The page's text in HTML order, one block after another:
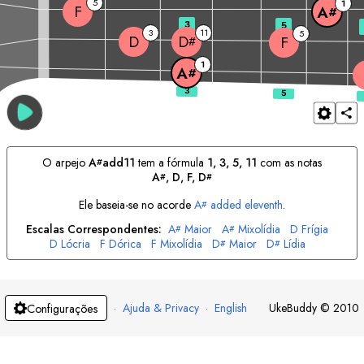
A# 1
D 3 D# 11 F 5
F A# 1
3 5
O arpejo A#add11 tem a fórmula 1, 3, 5, 11 com as notas
A#, D, F, D#
Ele baseia-se no acorde A# added eleventh.
Escalas Correspondentes: A# Maior A# Mixolídia D Frígia
D Lócria F Dórica F Mixolídia D# Maior D# Lídia
Configurações · Ajuda & Privacy · English UkeBuddy © 2010